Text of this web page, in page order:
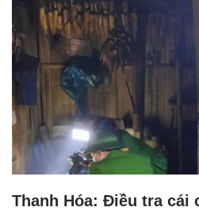
Thanh Hóa: Điều tra cái